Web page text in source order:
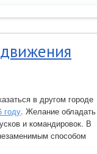
в другом городе
году. Желание обладать
и командировок. В
способом